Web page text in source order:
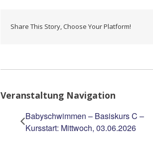
Share This Story, Choose Your Platform!
Veranstaltung Navigation
Babyschwimmen – Basiskurs C –
Kursstart: Mittwoch, 03.06.2026